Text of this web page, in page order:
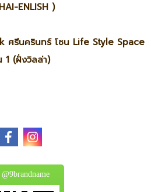
ENLISH )
ศรีนครินทร์ โซน Life Style Space
1 (ฝั่งวิลล่า)
@9brandname